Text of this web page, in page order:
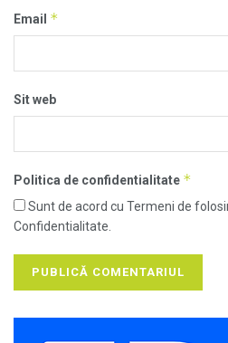
Email *
Sit web
Politica de confidentialitate *
Sunt de acord cu Termeni de
Confidentialitate.